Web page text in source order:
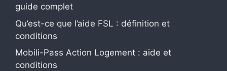
guide complet
Qu’est-ce que l’aide FSL : définition et
conditions
Mobili-Pass Action Logement : aide et
conditions